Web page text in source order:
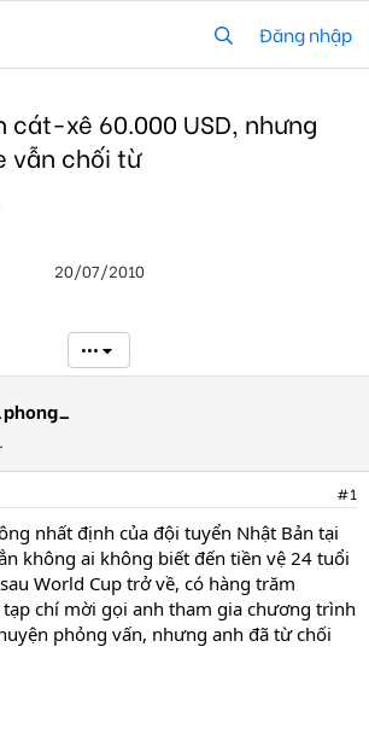
Đăng nhập
cát-xê 60.000 USD, nhưng
vẫn chối từ
20/07/2010
•••
#1
nhất định của đội tuyển Nhật Bản tại
không ai không biết đến tiền vệ 24 tuổi
World Cup trở về, có hàng trăm
chí mời gọi anh tham gia chương trình
phỏng vấn, nhưng anh đã từ chối